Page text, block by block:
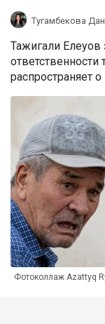
Тугамбекова
Тажигали Елеуов
ответственности
распространяет
Фотоколлаж Azattyq